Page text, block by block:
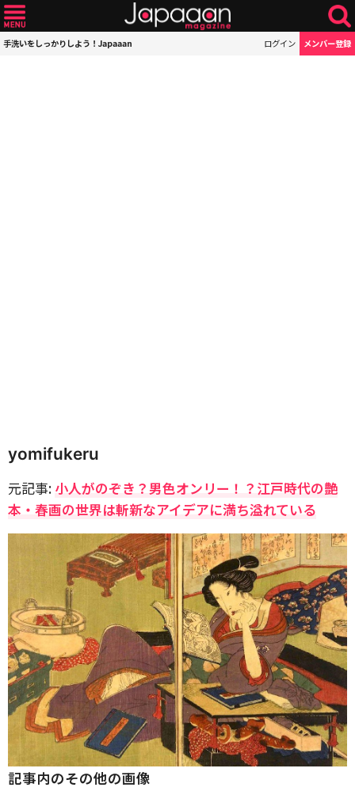
手洗いをしっかりしよう！Japaaan ログイン メンバー登録
yomifukeru
元記事: 小人がのぞき？男色オンリー！？江戸時代の艶
本・春画の世界は斬新なアイデアに満ち溢れている
記事内のその他の画像